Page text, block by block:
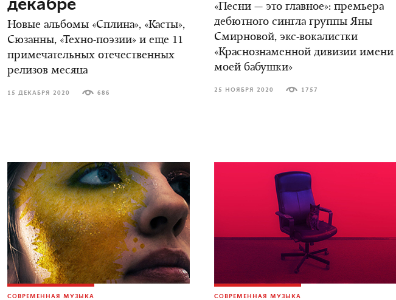
декабре
Новые альбомы «Сплина», «Касты»,
Сюзанны, «Техно-поэзии» и еще 11
примечательных отечественных
релизов месяца
15 ДЕКАБРЯ 2020 686
«Песни — это главное»: премьера
дебютного сингла группы Яны
Смирновой, экс-вокалистки
«Краснознаменной дивизии имени
моей бабушки»
25 НОЯБРЯ 2020 1757
СОВРЕМЕННАЯ МУЗЫКА СОВРЕМЕННАЯ МУЗЫКА